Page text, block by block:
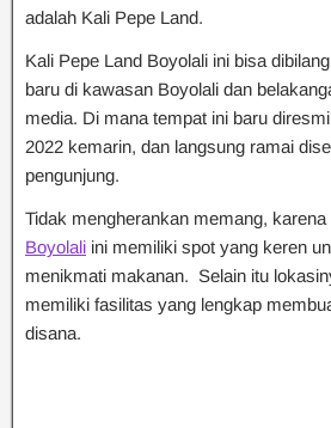
adalah Kali Pepe Land.
Kali Pepe Land Boyolali ini bisa
baru di kawasan Boyolali dan
media. Di mana tempat ini baru
2022 kemarin, dan langsung ramai
pengunjung.
Tidak mengherankan memang, karena
Boyolali ini memiliki spot yang keren
menikmati makanan. Selain itu
memiliki fasilitas yang lengkap
disana.